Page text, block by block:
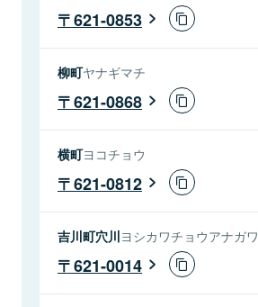
621-0853
柳町ヤナギマチ
621-0868
横町ヨコチョウ
621-0812
吉川町穴川ヨシカワチョウアナガワ
621-0014